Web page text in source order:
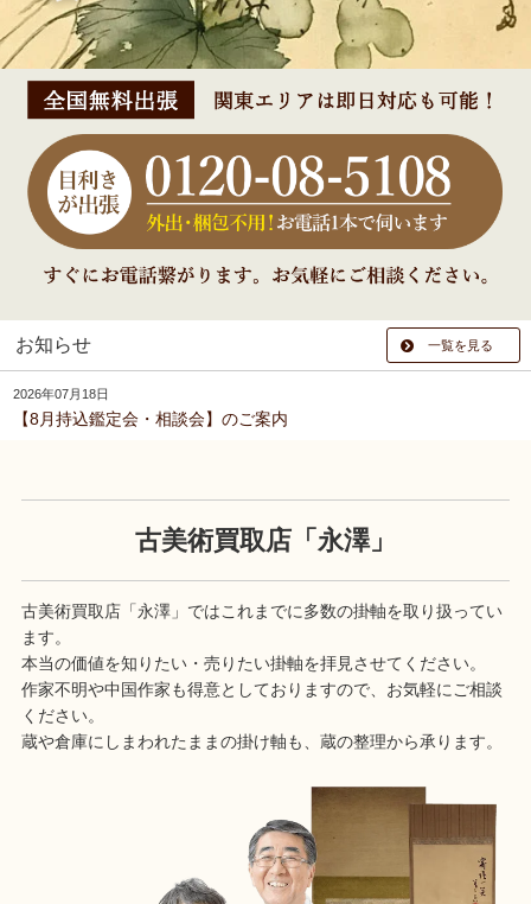
お知らせ
2026年07月18日
【8月持込鑑定会・相談会】のご案内
一覧を見る
古美術買取店「永澤」
古美術買取店「永澤」ではこれまでに多数の掛軸を取り扱ってい
ます。
本当の価値を知りたい・売りたい掛軸を拝見させてください。
作家不明や中国作家も得意としておりますので、お気軽にご相談
ください。
蔵や倉庫にしまわれたままの掛け軸も、蔵の整理から承ります。